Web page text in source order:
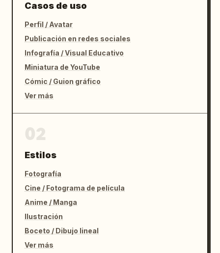
Casos de uso
Perfil / Avatar
Publicación en redes sociales
Infografía / Visual Educativo
Miniatura de YouTube
Cómic / Guion gráfico
Ver más
Estilos
Fotografía
Cine / Fotograma de película
Anime / Manga
Ilustración
Boceto / Dibujo lineal
Ver más